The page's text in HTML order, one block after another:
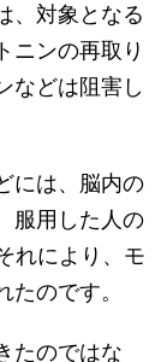
、対象となる
ニンの再取り
などは阻害し
には、脳内の
服用した人の
れにより、モ
のです。
たのではな